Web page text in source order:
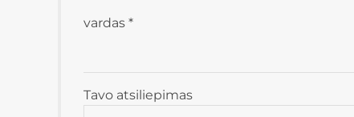
Tavo atsiliepimas
vardas *